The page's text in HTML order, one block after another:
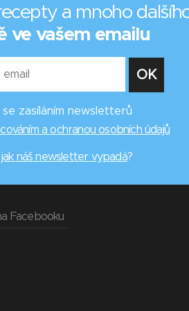
a mnoho
ve vašem emailu
se zasíláním newsletterů
a ochranou osobních údajů
jak náš newsletter vypadá?
Facebooku